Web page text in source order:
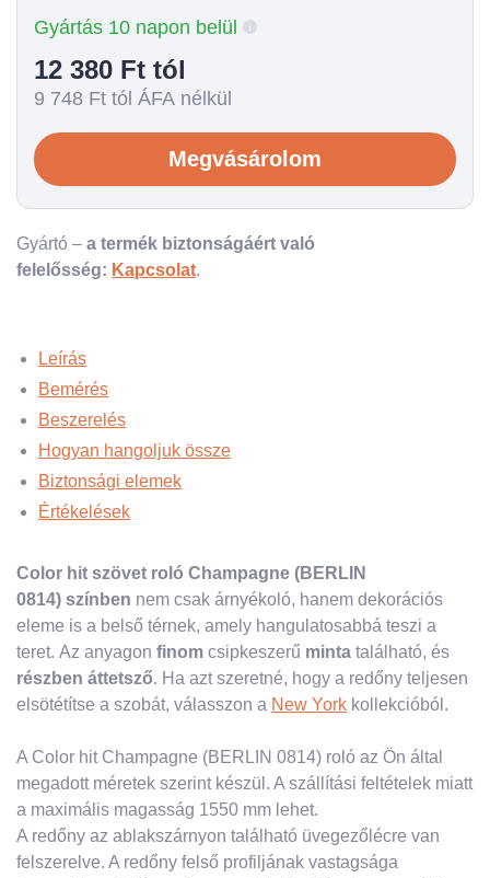
Gyártás 10 napon belül
12 380 Ft tól
9 748 Ft tól ÁFA nélkül
Megvásárolom
Gyártó – a termék biztonságáért való
felelősség: Kapcsolat.
Leírás
Bemérés
Beszerelés
Hogyan hangoljuk össze
Biztonsági elemek
Értékelések
Color hit szövet roló Champagne (BERLIN
0814) színben nem csak árnyékoló, hanem dekorációs
eleme is a belső térnek, amely hangulatosabbá teszi a
teret. Az anyagon finom csipkeszerű minta található, és
részben áttetsző. Ha azt szeretné, hogy a redőny teljesen
elsötétítse a szobát, válasszon a New York kollekcióból.
A Color hit Champagne (BERLIN 0814) roló az Ön által
megadott méretek szerint készül. A szállítási feltételek miatt
a maximális magasság 1550 mm lehet.
A redőny az ablakszárnyon található üvegezőlécre van
felszerelve. A redőny felső profiljának vastagsága